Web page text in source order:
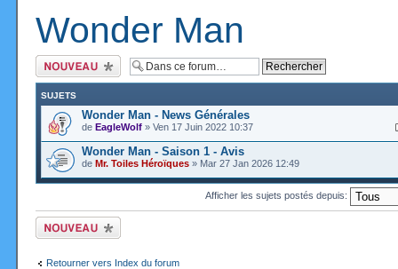
Wonder Man
Ecrire un nouveau
sujet
SUJETS
Wonder Man - News Générales
de EagleWolf » Ven 17 Juin 2022 10:37
Wonder Man - Saison 1 - Avis
de Mr. Toiles Héroïques » Mar 27 Jan 2026 12:49
Afficher les sujets postés depuis:
Ecrire un nouveau
sujet
Retourner vers Index du forum